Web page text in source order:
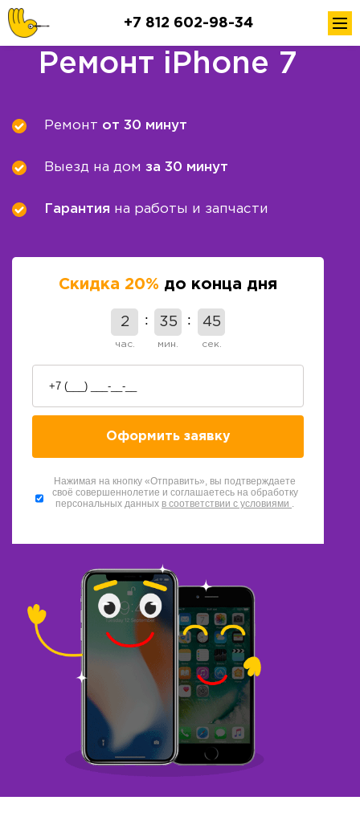
+7 812 602-98-34
Ремонт iPhone 7
Ремонт от 30 минут
Выезд на дом за 30 минут
Гарантия на работы и запчасти
Скидка 20% до конца дня
2
час.
35
мин.
45
сек.
Нажимая на кнопку «Отправить», вы подтверждаете
своё совершеннолетие и соглашаетесь на обработку
персональных данных в соответствии с условиями .